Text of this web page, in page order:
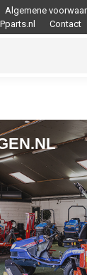
Algemene
Contact